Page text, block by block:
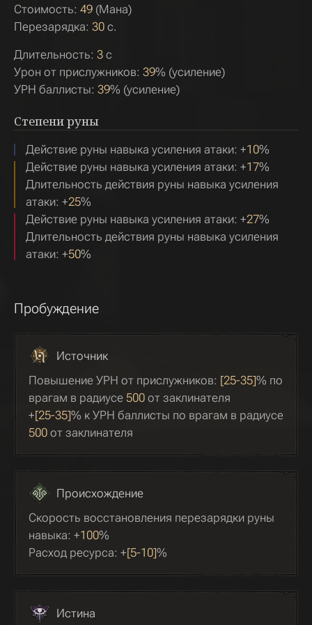
Стоимость: 49 (Мана)
Перезарядка: 30 с.
Длительность: 3 с
Урон от прислужников: 39% (усиление)
УРН баллисты: 39% (усиление)
Степени руны
Действие руны навыка усиления атаки: +10%
Действие руны навыка усиления атаки: +17%
Длительность действия руны навыка усиления
атаки: +25%
Действие руны навыка усиления атаки: +27%
Длительность действия руны навыка усиления
атаки: +50%
Пробуждение
Источник
Повышение УРН от прислужников: [25-35]% по
врагам в радиусе 500 от заклинателя
+[25-35]% к УРН баллисты по врагам в радиусе
500 от заклинателя
Происхождение
Скорость восстановления перезарядки руны
навыка: +100%
Расход ресурса: +[5-10]%
Истина